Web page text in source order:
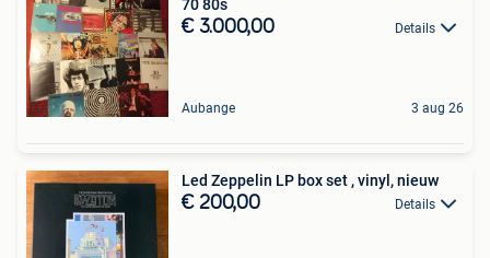
70 80s
€ 3.000,00 Details
Aubange 3 aug 26
Led Zeppelin LP box set , vinyl, nieuw
€ 200,00 Details